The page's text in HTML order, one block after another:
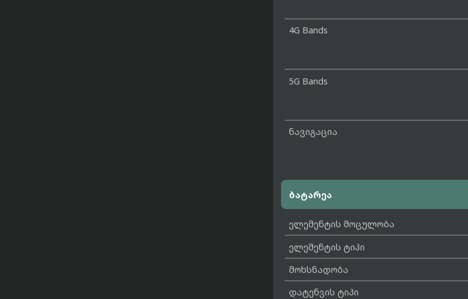
4G Bands
5G Bands
ნავიგაცია
ბატარეა
ელემენტის მოცულობა
ელემენტის ტიპი
მოხსნადობა
დატენვის ტიპი